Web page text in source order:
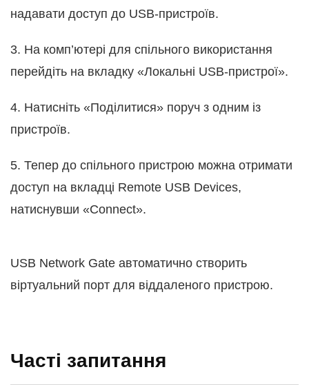
надавати доступ до USB-пристроїв.
3. На комп’ютері для спільного використання
перейдіть на вкладку «Локальні USB-пристрої».
4. Натисніть «Поділитися» поруч з одним із
пристроїв.
5. Тепер до спільного пристрою можна отримати
доступ на вкладці Remote USB Devices,
натиснувши «Connect».
USB Network Gate автоматично створить
віртуальний порт для віддаленого пристрою.
Часті запитання